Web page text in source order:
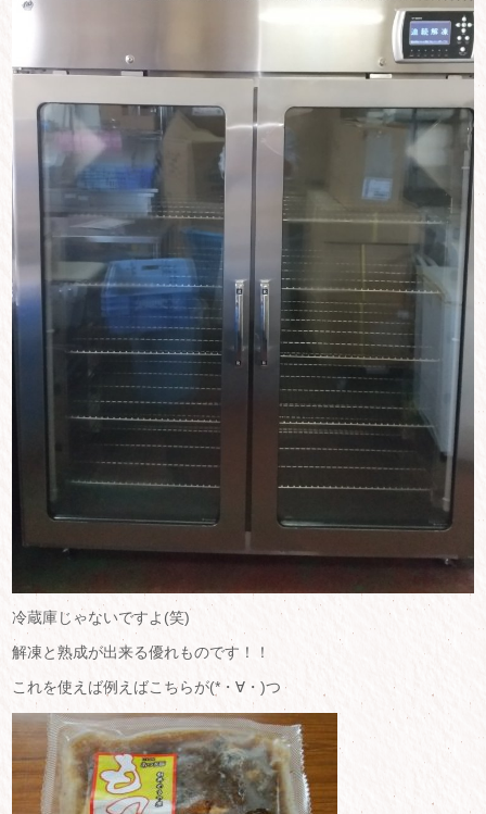
冷蔵庫じゃないですよ(笑)
解凍と熟成が出来る優れものです！！
これを使えば例えばこちらが(*・∀・)つ